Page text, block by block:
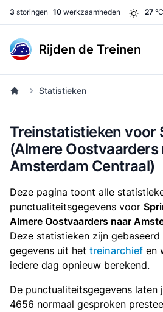
3 storingen 10 werkzaamheden 27 °C
Rijden de Treinen
Statistieken
Treinstatistieken voor
(Almere Oostvaarders
Amsterdam Centraal)
Deze pagina toont alle
punctualiteitsgegevens voor
Almere Oostvaarders naar
Deze statistieken zijn
gegevens uit het treinarchief en
iedere dag opnieuw berekend.
De punctualiteitsgegevens laten
4656 normaal gesproken